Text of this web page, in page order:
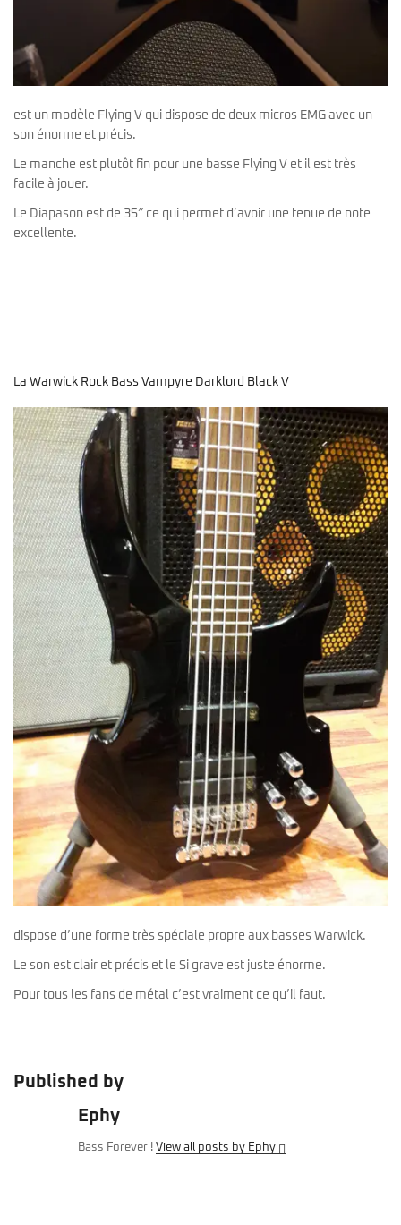
est un modèle Flying V qui dispose de deux micros EMG avec un
son énorme et précis.
Le manche est plutôt fin pour une basse Flying V et il est très
facile à jouer.
Le Diapason est de 35″ ce qui permet d’avoir une tenue de note
excellente.
La Warwick Rock Bass Vampyre Darklord Black V
dispose d’une forme très spéciale propre aux basses Warwick.
Le son est clair et précis et le Si grave est juste énorme.
Pour tous les fans de métal c’est vraiment ce qu’il faut.
Published by
Ephy
Bass Forever !View all posts by Ephy